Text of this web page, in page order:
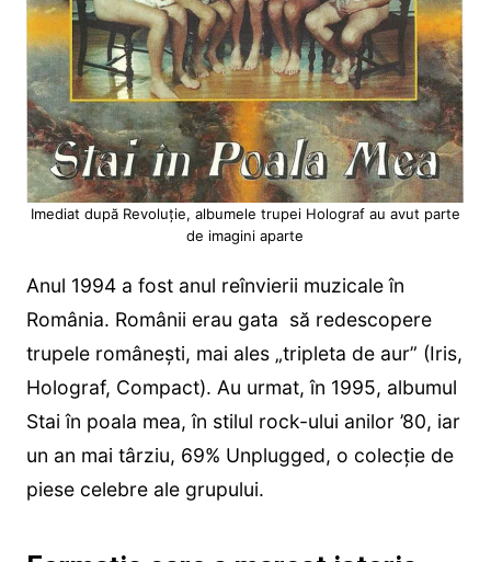
Imediat după Revoluție, albumele trupei Holograf au avut parte
de imagini aparte
Anul 1994 a fost anul reînvierii muzicale în
România. Românii erau gata să redescopere
trupele românești, mai ales „tripleta de aur” (Iris,
Holograf, Compact). Au urmat, în 1995, albumul
Stai în poala mea, în stilul rock-ului anilor ’80, iar
un an mai târziu, 69% Unplugged, o colecție de
piese celebre ale grupului.